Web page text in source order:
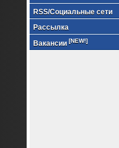
RSS/Социальные сети
Рассылка
Вакансии [NEW!]